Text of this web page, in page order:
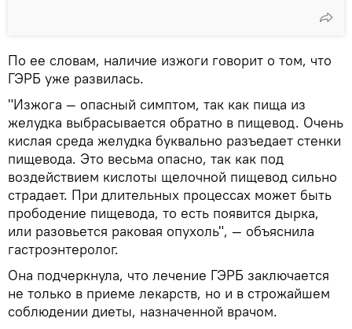
По ее словам, наличие изжоги говорит о том, что
ГЭРБ уже развилась.
"Изжога — опасный симптом, так как пища из
желудка выбрасывается обратно в пищевод. Очень
кислая среда желудка буквально разъедает стенки
пищевода. Это весьма опасно, так как под
воздействием кислоты щелочной пищевод сильно
страдает. При длительных процессах может быть
прободение пищевода, то есть появится дырка,
или разовьется раковая опухоль", — объяснила
гастроэнтеролог.
Она подчеркнула, что лечение ГЭРБ заключается
не только в приеме лекарств, но и в строжайшем
соблюдении диеты, назначенной врачом.